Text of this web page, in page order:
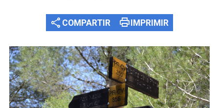
share COMPARTIR printIMPRIMIR